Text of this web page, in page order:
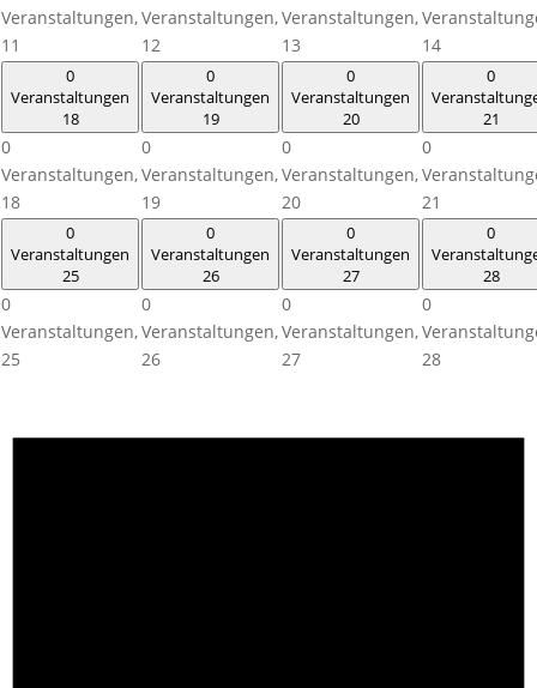
Veranstaltungen,
11
Veranstaltungen,
12
Veranstaltungen,
13
14
0
Veranstaltungen
18
0
Veranstaltungen,
18
0
Veranstaltungen
19
0
Veranstaltungen,
19
0
Veranstaltungen
20
0
Veranstaltungen,
20
0
21
0
21
0
Veranstaltungen
25
0
Veranstaltungen,
25
0
Veranstaltungen
26
0
Veranstaltungen,
26
0
Veranstaltungen
27
0
Veranstaltungen,
27
0
28
0
28